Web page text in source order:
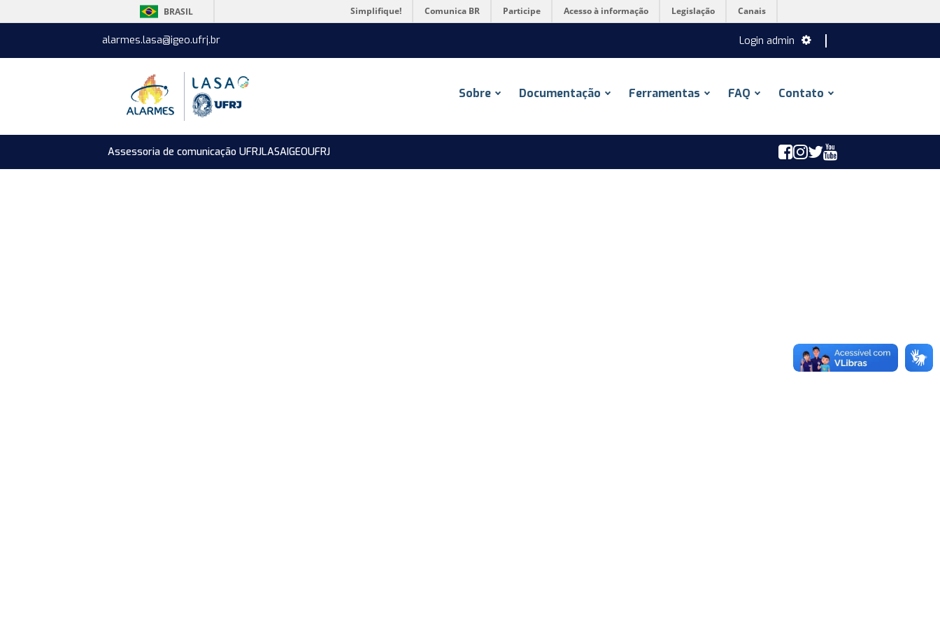
BRASIL Simplifique! Comunica BR Participe Acesso à informação Legislação Canais
alarmes.lasa@igeo.ufrj.br Login admin
Sobre Documentação Ferramentas FAQ Contato
Assessoria de comunicação UFRJLASAIGEOUFRJ